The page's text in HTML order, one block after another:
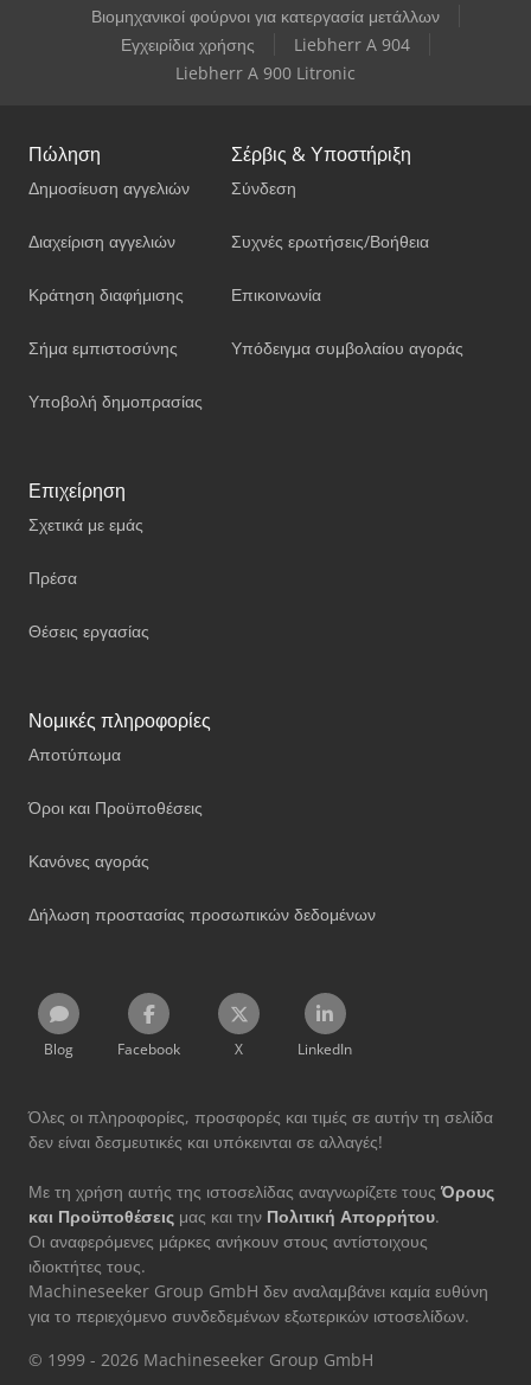
Βιομηχανικοί φούρνοι για κατεργασία μετάλλων
Εγχειρίδια χρήσης
Liebherr A 904
Liebherr A 900 Litronic
Πώληση
Δημοσίευση αγγελιών
Διαχείριση αγγελιών
Κράτηση διαφήμισης
Σήμα εμπιστοσύνης
Υποβολή δημοπρασίας
Σέρβις & Υποστήριξη
Σύνδεση
Συχνές ερωτήσεις/Βοήθεια
Επικοινωνία
Υπόδειγμα συμβολαίου αγοράς
Επιχείρηση
Σχετικά με εμάς
Πρέσα
Θέσεις εργασίας
Νομικές πληροφορίες
Αποτύπωμα
Όροι και Προϋποθέσεις
Κανόνες αγοράς
Δήλωση προστασίας προσωπικών δεδομένων
Blog Facebook X LinkedIn
Όλες οι πληροφορίες, προσφορές και τιμές σε αυτήν τη σελίδα
δεν είναι δεσμευτικές και υπόκεινται σε αλλαγές!
Με τη χρήση αυτής της ιστοσελίδας αναγνωρίζετε τους Όρους
και Προϋποθέσεις μας και την Πολιτική Απορρήτου.
Οι αναφερόμενες μάρκες ανήκουν στους αντίστοιχους
ιδιοκτήτες τους.
Machineseeker Group GmbH δεν αναλαμβάνει καμία ευθύνη
για το περιεχόμενο συνδεδεμένων εξωτερικών ιστοσελίδων.
© 1999 - 2026 Machineseeker Group GmbH